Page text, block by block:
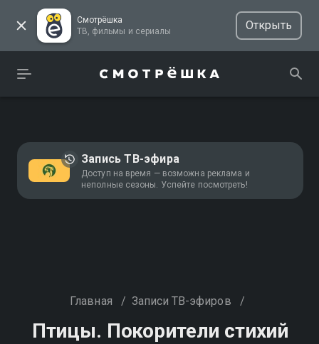
Смотрёшка
ТВ, фильмы и сериалы
Открыть
Запись ТВ-эфира
Доступ на время — возможна реклама и
неполные сезоны. Успейте посмотреть!
Главная / Записи ТВ-эфиров /
Птицы. Покорители стихий